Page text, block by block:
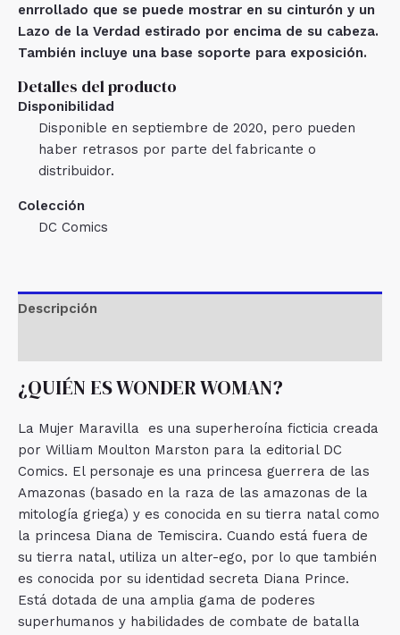
enrrollado que se puede mostrar en su cinturón y un
Lazo de la Verdad estirado por encima de su cabeza.
También incluye una base soporte para exposición.
Detalles del producto
Disponibilidad
Disponible en septiembre de 2020, pero pueden
haber retrasos por parte del fabricante o
distribuidor.
Colección
DC Comics
Descripción
¿QUIÉN ES WONDER WOMAN?
La Mujer Maravilla es una superheroína ficticia creada
por William Moulton Marston para la editorial DC
Comics. El personaje es una princesa guerrera de las
Amazonas (basado en la raza de las amazonas de la
mitología griega) y es conocida en su tierra natal como
la princesa Diana de Temiscira. Cuando está fuera de
su tierra natal, utiliza un alter-ego, por lo que también
es conocida por su identidad secreta Diana Prince.
Está dotada de una amplia gama de poderes
superhumanos y habilidades de combate de batalla